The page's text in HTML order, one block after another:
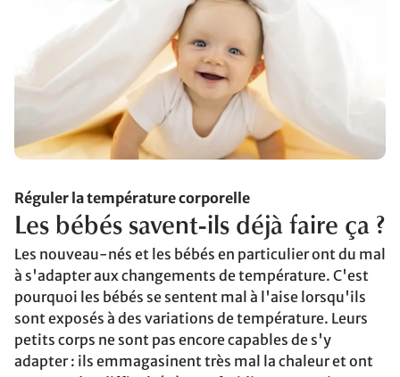
Réguler la température corporelle
Les bébés savent-ils déjà faire ça ?
Les nouveau-nés et les bébés en particulier ont du mal
à s'adapter aux changements de température. C'est
pourquoi les bébés se sentent mal à l'aise lorsqu'ils
sont exposés à des variations de température. Leurs
petits corps ne sont pas encore capables de s'y
adapter : ils emmagasinent très mal la chaleur et ont